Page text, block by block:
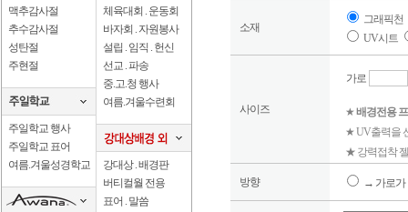
맥추감사절
추수감사절
성탄절
주현절
주일학교 행사
주일학교 표어
여름.겨울성경학교
체육대회 . 운동회
바자회 . 자원봉사
설립 . 임직 . 헌신
선교 . 파송
중.고.청 행사
여름.겨울수련회
강대상 . 배경판
버티컬월 전용
표어 . 말씀
소재
그래픽천
UV시트
사이즈
가로
★배경전용
★ UV출력을
★ 강력접착
방향 → 가로가